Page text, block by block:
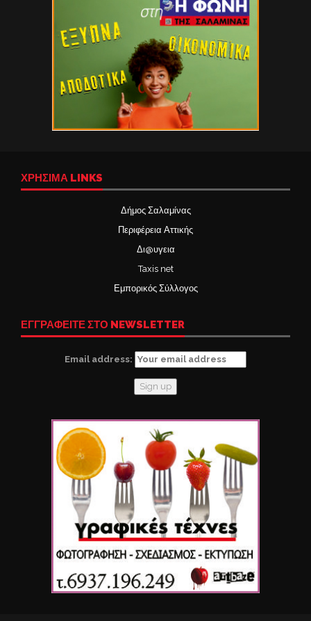
ΧΡΉΣΙΜΑ LINKS
Δήμος Σαλαμίνας
Περιφέρεια Αττικής
Δι@υγεια
Taxis net
Εμπορικός Σύλλογος
ΕΓΓΡΑΦΕΙΤΕ ΣΤΟ NEWSLETTER
Email address: